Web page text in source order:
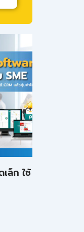
ล็ก ใช้